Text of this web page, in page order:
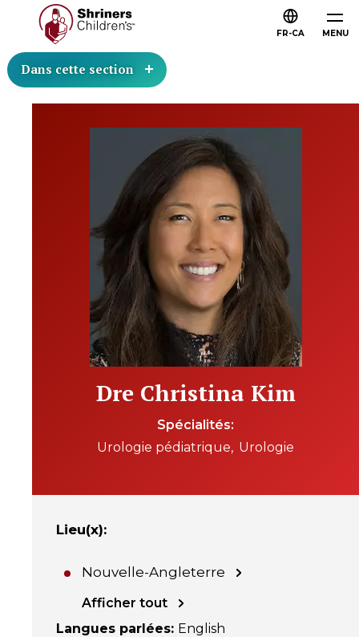
MENU
FR-CA
Dans cette section
Dre Christina Kim
Spécialités
Urologie pédiatrique
Urologie
Lieu(x):
Nouvelle-Angleterre
Afficher tout
Langues parlées: English